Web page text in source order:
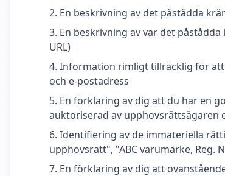
En beskrivning av det påstådda
En beskrivning av var det
URL)
Information rimligt tillräcklig för
och e-postadress
En förklaring av dig att du har en
auktoriserad av upphovsrättsägaren
Identifiering av de immateriella
upphovsrätt", "ABC varumärke, Reg.
En förklaring av dig att